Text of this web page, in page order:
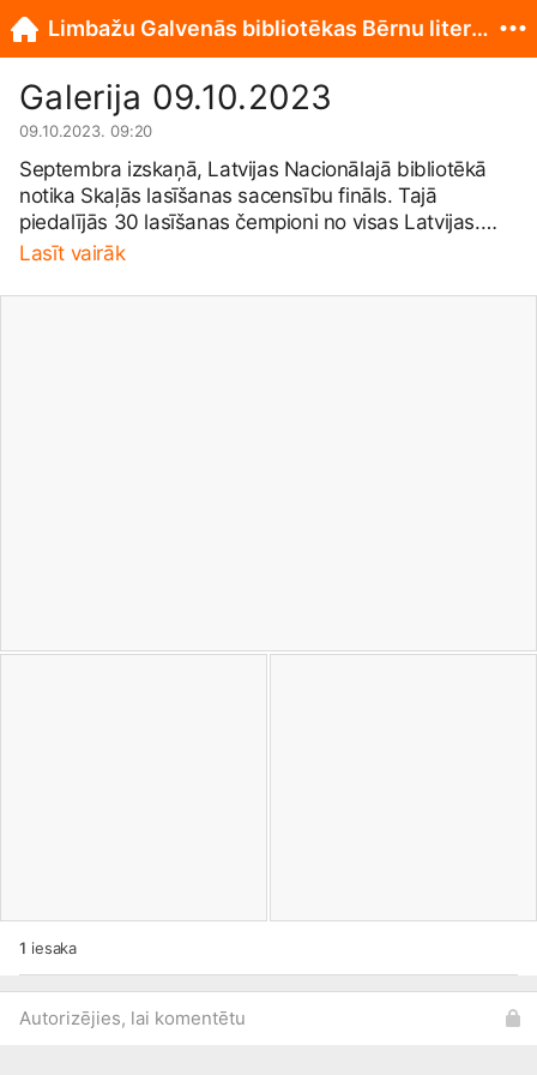
Galerija 09.10.2023
09.10.2023. 09:20
Septembra izskaņā, Latvijas Nacionālajā bibliotēkā
notika Skaļās lasīšanas sacensību fināls. Tajā
piedalījās 30 lasīšanas čempioni no visas Latvijas.
Limbažu novadu šajās sacensībās pārstāvēja 6.
pamatskolas. Ar izteiksmīgo grāmatas lasījumu Elza
Lasīt vairāk
1 iesaka
Autorizējies, lai komentētu
Limbažu Galvenās bibliotēkas Bērnu literatūras centrs